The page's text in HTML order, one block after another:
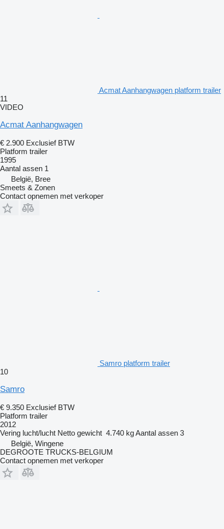
Acmat Aanhangwagen platform trailer
11
VIDEO
Acmat Aanhangwagen
€ 2.900 Exclusief BTW
Platform trailer
1995
Aantal assen 1
België, Bree
Smeets & Zonen
Contact opnemen met verkoper
Samro platform trailer
10
Samro
€ 9.350 Exclusief BTW
Platform trailer
2012
Vering lucht/lucht Netto gewicht 4.740 kgAantal assen 3
België, Wingene
DEGROOTE TRUCKS-BELGIUM
Contact opnemen met verkoper